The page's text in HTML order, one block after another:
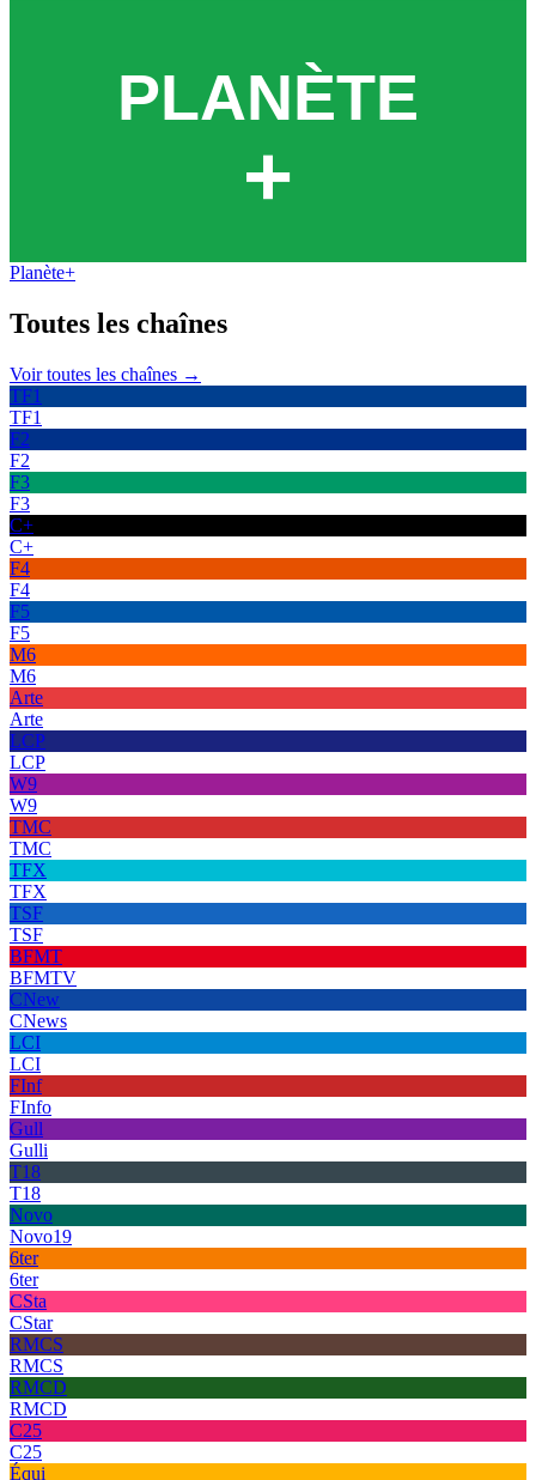
Planète+
Toutes les chaînes
Voir toutes les chaînes →
TF1
TF1
F2
F2
F3
F3
C+
C+
F4
F4
F5
F5
M6
M6
Arte
Arte
LCP
LCP
W9
W9
TMC
TMC
TFX
TFX
TSF
TSF
BFMT
BFMTV
CNew
CNews
LCI
LCI
FInf
FInfo
Gull
Gulli
T18
T18
Novo
Novo19
6ter
6ter
CSta
CStar
RMCS
RMCS
RMCD
RMCD
C25
C25
Équi